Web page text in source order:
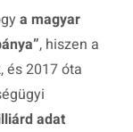
a magyar
, hiszen a
és 2017 óta
adat